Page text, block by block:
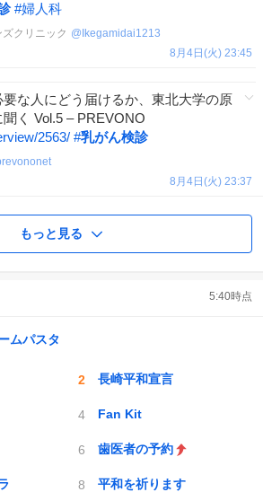
#婦人科
クリニック @ Ikegamidai1213
8月4日(火) 23:45
な人にどう届けるか、東北大学の原
く Vol.5 – PREVONO
2563/ #乳がん検診
8月4日(火) 23:37
もっと見る
5:40時点
ムパスタ
長崎平和宣言
Fan Kit
歯医者の予約
平和を祈ります